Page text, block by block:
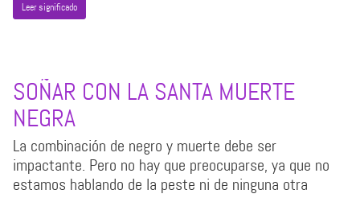
Leer significado
SOÑAR CON LA SANTA MUERTE
NEGRA
La combinación de negro y muerte debe ser
impactante. Pero no hay que preocuparse, ya que no
estamos hablando de la peste ni de ninguna otra